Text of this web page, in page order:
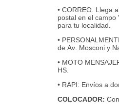
• CORREO: Llega
postal en el campo
para tu localidad.
•
de Av. Mosconi y
• MOTO
HS.
• RAPI: Envíos a
COLOCADOR: